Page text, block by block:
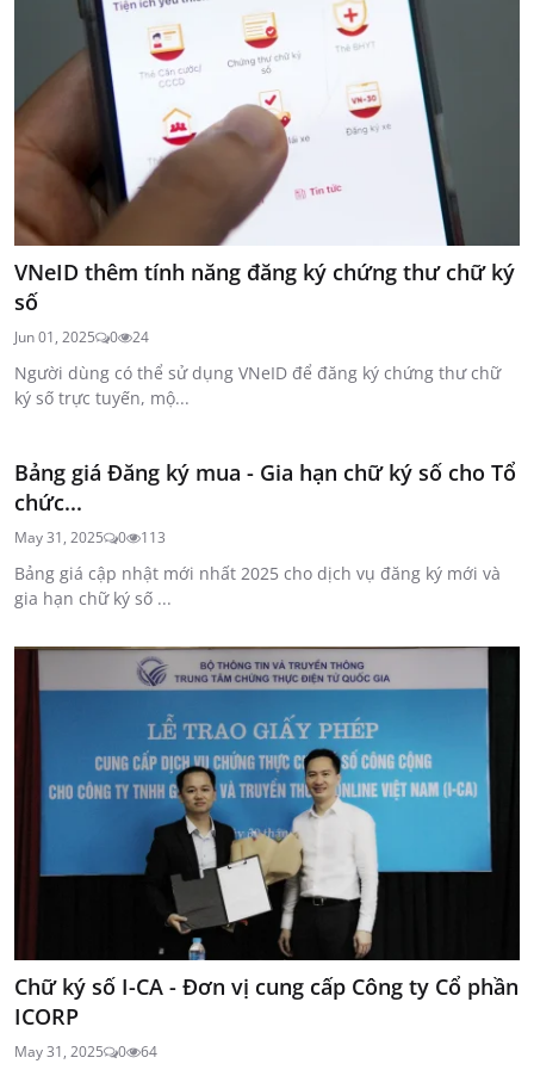
VNeID thêm tính năng đăng ký chứng thư chữ ký
số
Jun 01, 2025 0 24
Người dùng có thể sử dụng VNeID để đăng ký chứng thư chữ
ký số trực tuyến, mộ...
Bảng giá Đăng ký mua - Gia hạn chữ ký số cho Tổ
chức...
May 31, 2025 0 113
Bảng giá cập nhật mới nhất 2025 cho dịch vụ đăng ký mới và
gia hạn chữ ký số ...
Chữ ký số I-CA - Đơn vị cung cấp Công ty Cổ phần
ICORP
May 31, 2025 0 64